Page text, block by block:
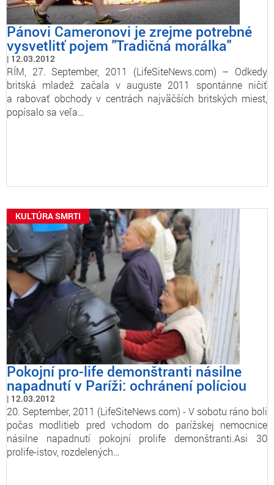
Pánovi Cameronovi je zrejme potrebné
vysvetlitť pojem "Tradičná morálka"
12.03.2012
RÍM, 27. September, 2011 (LifeSiteNews.com) – Odkedy
britská mladež začala v auguste 2011 spontánne ničiť
a rabovať obchody v centrách najväčších britských miest,
popísalo sa veľa…
KULTÚRA SMRTI
Pokojní pro-life demonštranti násilne
napadnutí v Paríži: ochránení políciou
12.03.2012
20. September, 2011 (LifeSiteNews.com) - V sobotu ráno boli
počas modlitieb pred vchodom do parížskej nemocnice
násilne napadnutí pokojní prolife demonštranti.Asi 30
prolife-istov, rozdelených…